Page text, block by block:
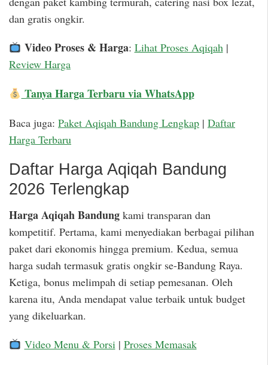
dan gratis ongkir.
Video Proses & Harga: Lihat Proses Aqiqah|
Review Harga
Tanya Harga Terbaru via WhatsApp
Baca juga: Paket Aqiqah Bandung Lengkap | Daftar
Harga Terbaru
Daftar Harga Aqiqah Bandung
2026 Terlengkap
Harga Aqiqah Bandung kami transparan dan
kompetitif. Pertama, kami menyediakan berbagai pilihan
paket dari ekonomis hingga premium. Kedua, semua
harga sudah termasuk gratis ongkir se-Bandung Raya.
Ketiga, bonus melimpah di setiap pemesanan. Oleh
karena itu, Anda mendapat value terbaik untuk budget
yang dikeluarkan.
Video Menu & Porsi| Proses Memasak